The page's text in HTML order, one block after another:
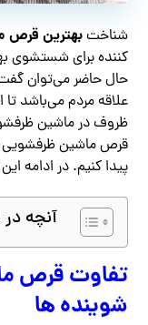
شناختبهترین قرص
کننده برای شستشوی
حال حاضر می‌توان
علاقه مردم می‌باشد
ظروف در ماشین
قرص ماشین ظرفشویی
پیدا کنیم. در ادامه
آنچه در
تفاوت قرص
شوینده ها